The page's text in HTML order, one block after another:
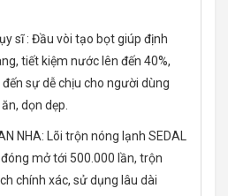
sĩ : Đầu vòi tạo bọt giúp định
tiết kiệm nước lên đến 40%,
sự dễ chịu cho người dùng
dọn dẹp.
NHA: Lõi trộn nóng lạnh SEDAL
mở tới 500.000 lần, trộn
chính xác, sử dụng lâu dài